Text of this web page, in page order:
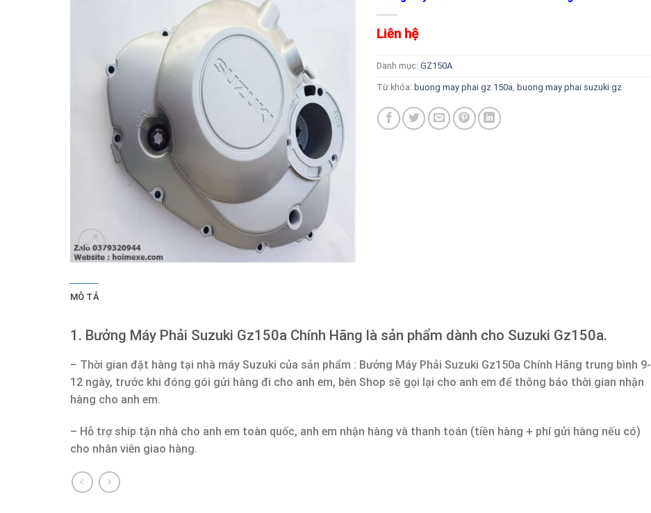
Liên hệ
Danh mục: GZ150A
Từ khóa: buong may phai gz 150a buong may phai suzuki gz
MÔ TẢ
1. Bưởng Máy Phải Suzuki Gz150a Chính Hãng là sản phẩm dành cho Suzuki Gz150a.
– Thời gian đặt hàng tại nhà máy Suzuki của sản phẩm : Bưởng Máy Phải Suzuki Gz150a Chính Hãng trung bình 9-
12 ngày, trước khi đóng gói gửi hàng đi cho anh em, bên Shop sẽ gọi lại cho anh em để thông báo thời gian nhận
hàng cho anh em.
– Hỗ trợ ship tận nhà cho anh em toàn quốc, anh em nhận hàng và thanh toán (tiền hàng + phí gửi hàng nếu có)
cho nhân viên giao hàng.